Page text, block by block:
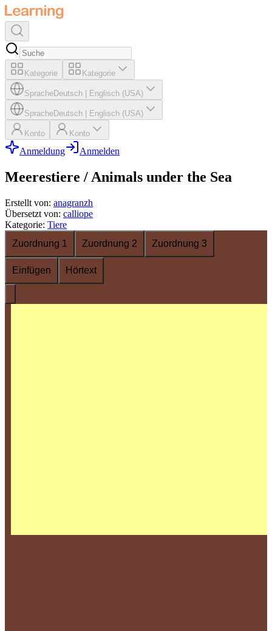
Kategorie Kategorie
SpracheDeutsch Englisch (USA)
SpracheDeutsch Englisch (USA)
Konto Konto
Anmeldung Anmelden
Meerestiere / Animals under the Sea
Erstellt von: anagranzh
Übersetzt von: calliope
Kategorie: Tiere
Zuordnung 1
Zuordnung 2 Zuordnung 3
Einfügen Hörtext